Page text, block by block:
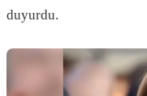
duyurdu.